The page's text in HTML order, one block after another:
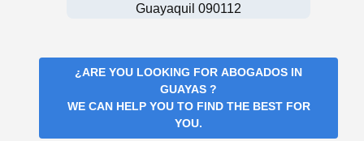
Guayaquil 090112
¿ARE YOU LOOKING FOR ABOGADOS IN
GUAYAS ?
WE CAN HELP YOU TO FIND THE BEST FOR
YOU.